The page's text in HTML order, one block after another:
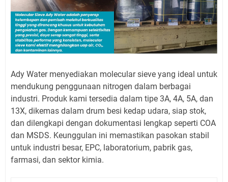
Ady Water menyediakan molecular sieve yang ideal untuk
mendukung penggunaan nitrogen dalam berbagai
industri. Produk kami tersedia dalam tipe 3A, 4A, 5A, dan
13X, dikemas dalam drum besi kedap udara, siap stok,
dan dilengkapi dengan dokumentasi lengkap seperti COA
dan MSDS. Keunggulan ini memastikan pasokan stabil
untuk industri besar, EPC, laboratorium, pabrik gas,
farmasi, dan sektor kimia.